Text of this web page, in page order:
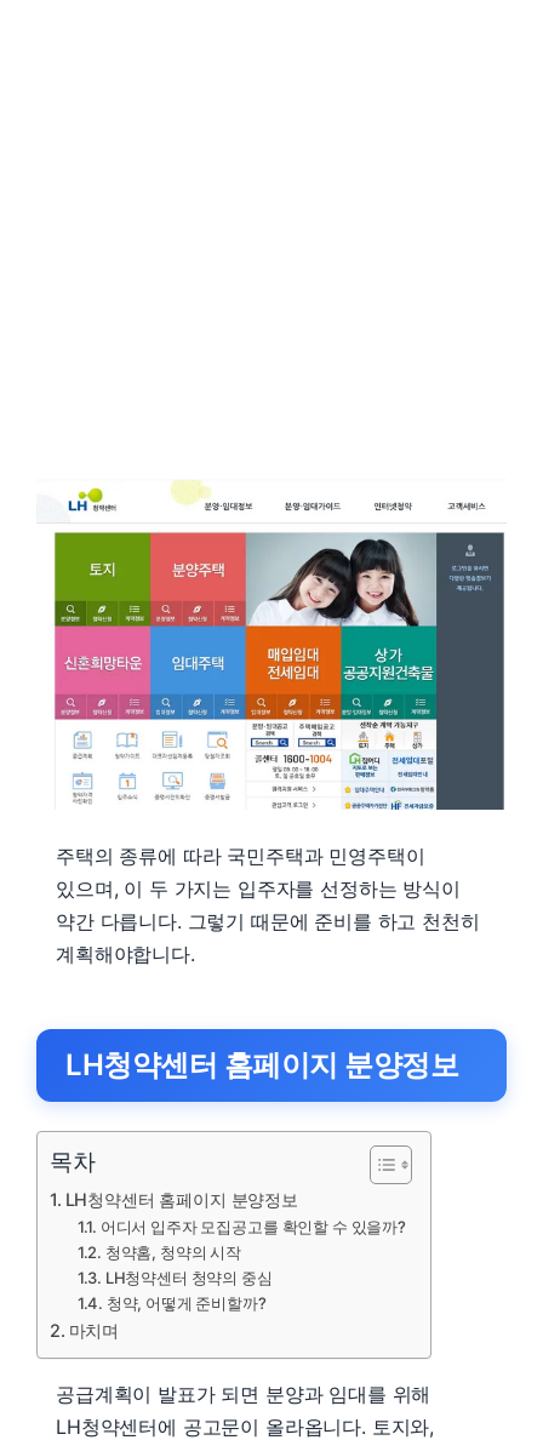
주택의 종류에 따라 국민주택과 민영주택이
있으며, 이 두 가지는 입주자를 선정하는 방식이
약간 다릅니다. 그렇기 때문에 준비를 하고 천천히
계획해야합니다.
LH청약센터 홈페이지 분양정보
목차
LH청약센터 홈페이지 분양정보
어디서 입주자 모집공고를 확인할 수 있을까?
청약홈, 청약의 시작
LH청약센터 청약의 중심
청약, 어떻게 준비할까?
마치며
공급계획이 발표가 되면 분양과 임대를 위해
LH청약센터에 공고문이 올라옵니다. 토지와,